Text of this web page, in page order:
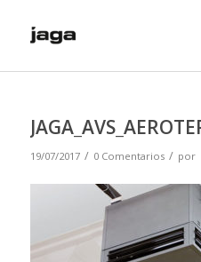
19/07/2017 / 0 Comentarios / por